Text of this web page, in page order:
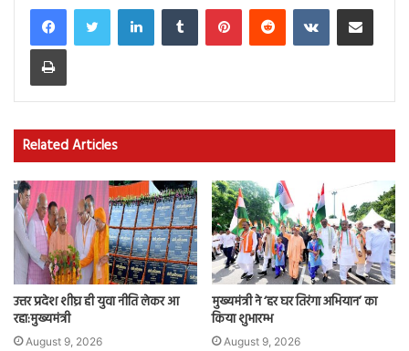
LinkedInTumblr PinterestReddit VKontakteShare via Email
Print
Related Articles
उत्तर प्रदेश शीघ्र ही युवा नीति लेकर आ
रहा:मुख्यमंत्री
August 9, 2026
मुख्यमंत्री ने ‘हर घर तिरंगा अभियान’ का
किया शुभारम्भ
August 9, 2026